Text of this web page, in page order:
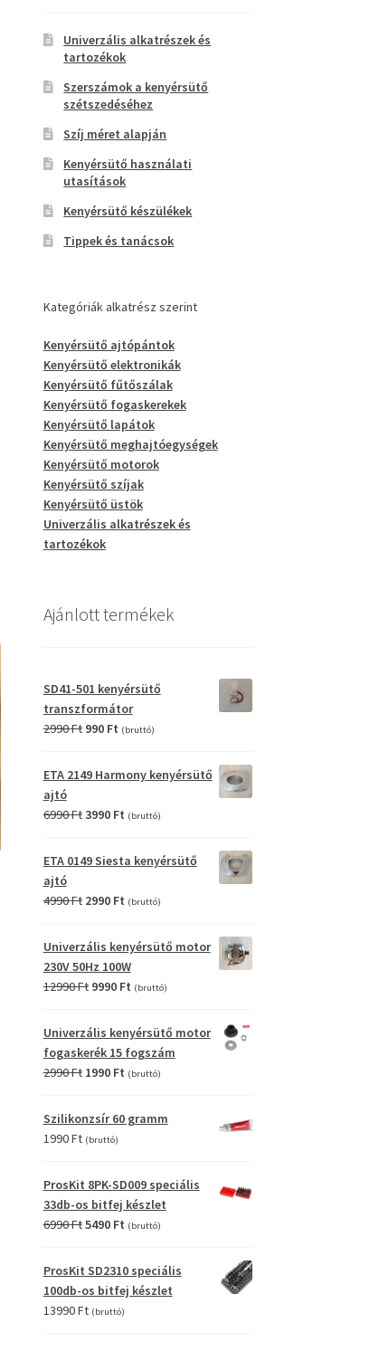
Univerzális alkatrészek és
tartozékok
Szerszámok a kenyérsütő
szétszedéséhez
Szíj méret alapján
Kenyérsütő használati
utasítások
Kenyérsütő készülékek
Tippek és tanácsok
Kategóriák alkatrész szerint
Kenyérsütő ajtópántok
Kenyérsütő elektronikák
Kenyérsütő fűtőszálak
Kenyérsütő fogaskerekek
Kenyérsütő lapátok
Kenyérsütő meghajtóegységek
Kenyérsütő motorok
Kenyérsütő szíjak
Kenyérsütő üstök
Univerzális alkatrészek és
tartozékok
Ajánlott termékek
SD41-501 kenyérsütő
transzformátor
2990Ft Original
was:
990 FtCurrent
990 Ft.
(bruttó)
ETA 2149 Harmony kenyérsütő
ajtó
6990FtOriginal
was:
3990 FtCurrent
is:
3990 Ft.
(bruttó)
ETA 0149 Siesta kenyérsütő
ajtó
4990Ft Original
was:
4990 Ft.
2990 FtCurrent
2990 Ft.
(bruttó)
Univerzális kenyérsütő motor
230V 50Hz 100W
12990Ft Original
was:
12990 Ft.
9990 FtCurrent
is:
9990 Ft.
(bruttó)
Univerzális kenyérsütő motor
fogaskerék 15 fogszám
2990Ft Original
was:
1990 FtCurrent
is:
1990 Ft.
(bruttó)
Szilikonzsír 60 gramm
1990Ft (bruttó)
ProsKit 8PK-SD009 speciális
33db-os bitfej készlet
6990FtOriginal
was:
6990 Ft.
5490 FtCurrent
is:
5490 Ft.
(bruttó)
ProsKit SD2310 speciális
100db-os bitfej készlet
13990Ft (bruttó)